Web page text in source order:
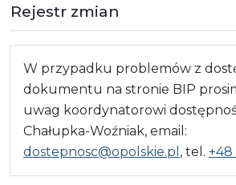
Rejestr zmian
W przypadku problemów z
dokumentu na stronie BIP
uwag koordynatorowi
Chałupka-Woźniak, email:
dostepnosc@opolskie.pl , tel. +48